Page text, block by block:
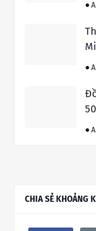
CHIA SẺ KHOẢNG